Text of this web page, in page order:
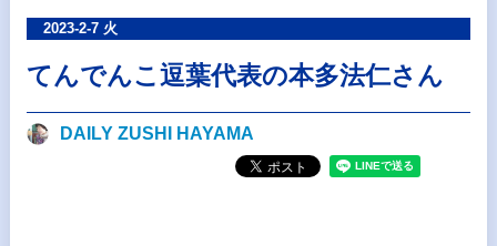
2023-2-7 火
てんでんこ逗葉代表の本多法仁さん
DAILY ZUSHI HAYAMA